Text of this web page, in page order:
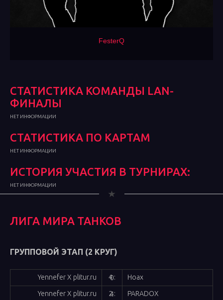
FesterQ
СТАТИСТИКА КОМАНДЫ LAN-
ФИНАЛЫ
НЕТ ИНФОРМАЦИИ
СТАТИСТИКА ПО КАРТАМ
НЕТ ИНФОРМАЦИИ
ИСТОРИЯ УЧАСТИЯ В ТУРНИРАХ:
НЕТ ИНФОРМАЦИИ
ЛИГА МИРА ТАНКОВ
ГРУППОВОЙ ЭТАП (2 КРУГ)
Yennefer X plitur.ru 4 : 0 Hoax
Yennefer X plitur.ru 2 : 4 PARADOX